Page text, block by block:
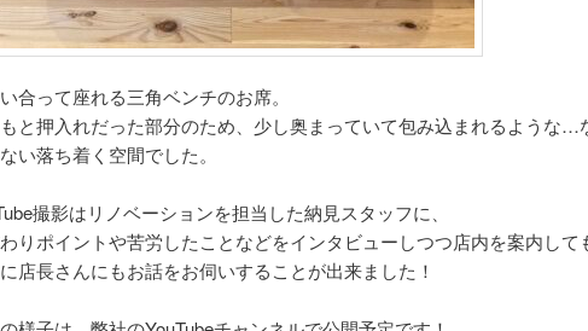
合って座れる三角ベンチのお席。
と押入れだった部分のため、少し奥まっていて包み込まれるような…
い落ち着く空間でした。
撮影はリノベーションを担当した納見スタッフに、
りポイントや苦労したことなどをインタビューしつつ店内を案内して
店長さんにもお話をお伺いすることが出来ました！